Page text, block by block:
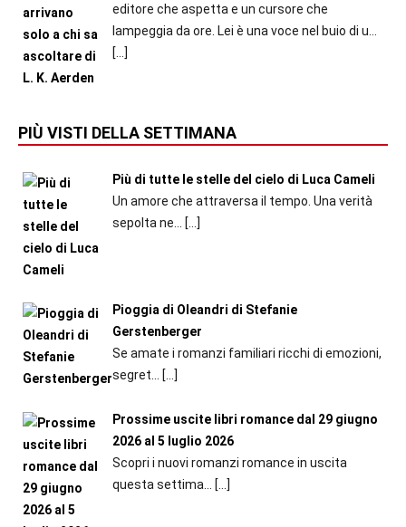
editore che aspetta e un cursore che
lampeggia da ore. Lei è una voce nel buio di u...
[…]
PIÙ VISTI DELLA SETTIMANA
Più di tutte le stelle del cielo di Luca Cameli
Un amore che attraversa il tempo. Una verità
sepolta ne...
[…]
Pioggia di Oleandri di Stefanie
Gerstenberger
Se amate i romanzi familiari ricchi di emozioni,
segret... […]
Prossime uscite libri romance dal 29 giugno
2026 al 5 luglio 2026
Scopri i nuovi romanzi romance in uscita
questa settima...
[…]